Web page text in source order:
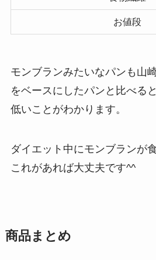
お値段
モンブランみたいなパンも山
をベースにしたパンと比べる
低いことがわかります。
ダイエット中にモンブランが
これがあれば大丈夫です^^
商品まとめ